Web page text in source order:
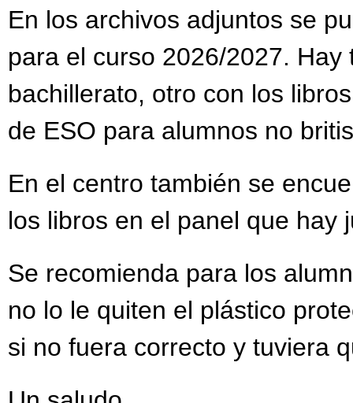
En los archivos adjuntos se
para el curso 2026/2027.
bachillerato, otro con los
de ESO para alumnos no
En el centro también se
los libros en el panel que hay
Se recomienda para los
no lo le quiten el plástico
si no fuera correcto y tuviera